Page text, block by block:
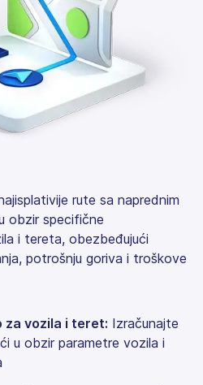
rute sa naprednim
obzir specifične
i tereta, obezbeđujući
potrošnju goriva i troškove
za vozila i teret: Izračunajte
u obzir parametre vozila i